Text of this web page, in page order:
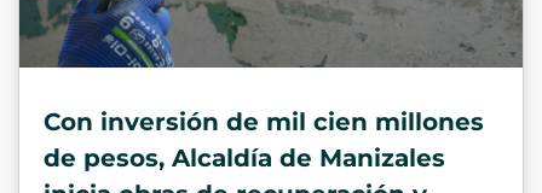
Con inversión de mil cien millones
de pesos, Alcaldía de Manizales